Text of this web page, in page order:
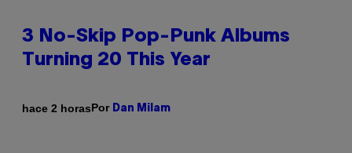
3 No-Skip Pop-Punk Albums
Turning 20 This Year
hace 2 horasPor Dan Milam